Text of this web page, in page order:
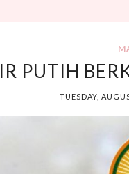
PUTIH
TUESDAY,